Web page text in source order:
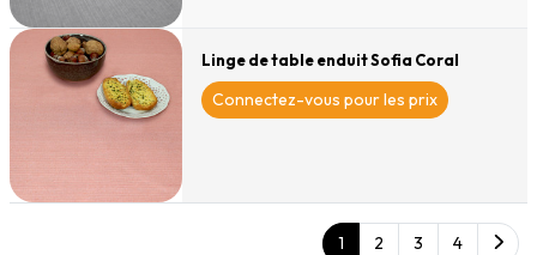
Linge de table enduit Sofia Coral
Connectez-vous pour les prix
1 2 3 4